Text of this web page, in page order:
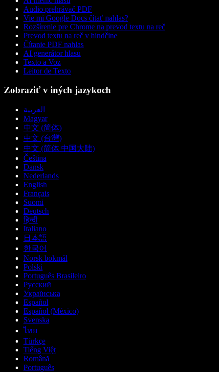
Audio prehrávač PDF
Vie mi Google Docs čítať nahlas?
Rozšírenie pre Chrome na prevod textu na reč
Prevod textu na reč v hindčine
Čítanie PDF nahlas
AI generátor hlasu
Texto a Voz
Leitor de Texto
Zobraziť v iných jazykoch
العربية
Magyar
中文 (简体)
中文 (台灣)
中文 (简体 中国大陆)
Čeština
Dansk
Nederlands
English
Français
Suomi
Deutsch
हिन्दी
Italiano
日本語
한국어
Norsk bokmål
Polski
Português Brasileiro
Русский
Українська
Español
Español (México)
Svenska
ไทย
Türkçe
Tiếng Việt
Română
Português